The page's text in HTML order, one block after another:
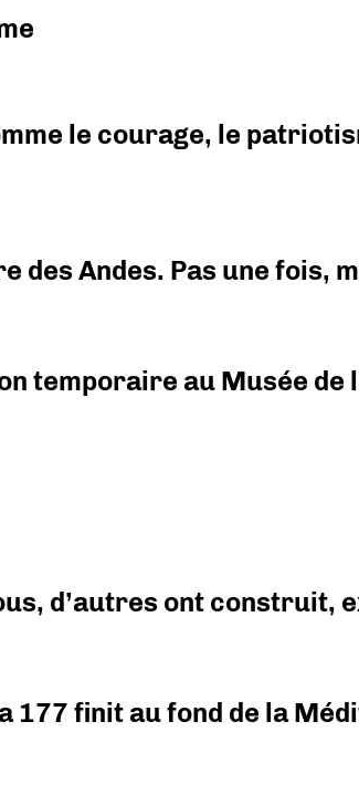
le courage, le
des Andes. Pas une fois,
temporaire au Musée de
d’autres ont construit,
177 finit au fond de la